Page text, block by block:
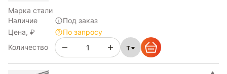
Марка стали
Наличие
Под заказ
Цена, ₽
По запросу
Количество
т